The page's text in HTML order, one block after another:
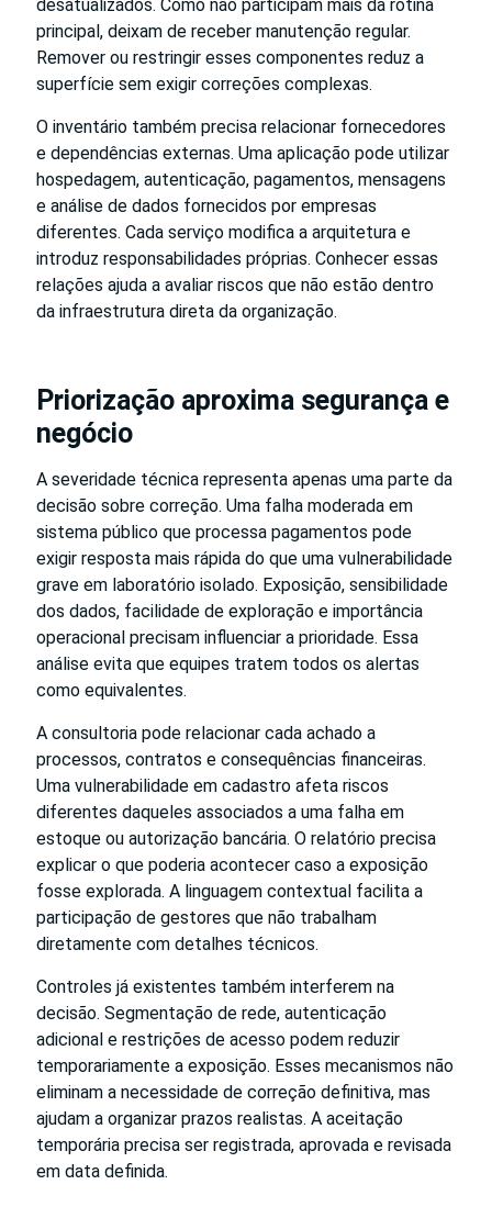
desatualizados. Como não participam mais da rotina
principal, deixam de receber manutenção regular.
Remover ou restringir esses componentes reduz a
superfície sem exigir correções complexas.
O inventário também precisa relacionar fornecedores
e dependências externas. Uma aplicação pode utilizar
hospedagem, autenticação, pagamentos, mensagens
e análise de dados fornecidos por empresas
diferentes. Cada serviço modifica a arquitetura e
introduz responsabilidades próprias. Conhecer essas
relações ajuda a avaliar riscos que não estão dentro
da infraestrutura direta da organização.
Priorização aproxima segurança e
negócio
A severidade técnica representa apenas uma parte da
decisão sobre correção. Uma falha moderada em
sistema público que processa pagamentos pode
exigir resposta mais rápida do que uma vulnerabilidade
grave em laboratório isolado. Exposição, sensibilidade
dos dados, facilidade de exploração e importância
operacional precisam influenciar a prioridade. Essa
análise evita que equipes tratem todos os alertas
como equivalentes.
A consultoria pode relacionar cada achado a
processos, contratos e consequências financeiras.
Uma vulnerabilidade em cadastro afeta riscos
diferentes daqueles associados a uma falha em
estoque ou autorização bancária. O relatório precisa
explicar o que poderia acontecer caso a exposição
fosse explorada. A linguagem contextual facilita a
participação de gestores que não trabalham
diretamente com detalhes técnicos.
Controles já existentes também interferem na
decisão. Segmentação de rede, autenticação
adicional e restrições de acesso podem reduzir
temporariamente a exposição. Esses mecanismos não
eliminam a necessidade de correção definitiva, mas
ajudam a organizar prazos realistas. A aceitação
temporária precisa ser registrada, aprovada e revisada
em data definida.